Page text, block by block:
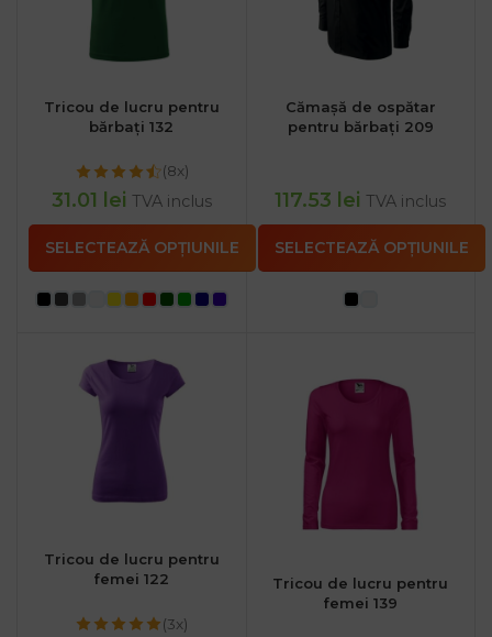
Tricou de lucru pentru
bărbați 132
(8x)
31.01 lei TVA inclus
SELECTEAZĂ OPȚIUNILE
Cămașă de ospătar
pentru bărbați 209
117.53 lei TVA inclus
SELECTEAZĂ OPȚIUNILE
Tricou de lucru pentru
femei 122
(3x)
Tricou de lucru pentru
femei 139